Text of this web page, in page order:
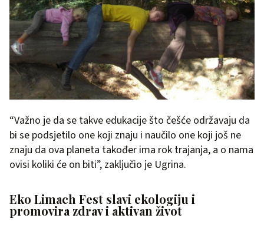
“Važno je da se takve edukacije što češće održavaju da
bi se podsjetilo one koji znaju i naučilo one koji još ne
znaju da ova planeta također ima rok trajanja, a o nama
ovisi koliki će on biti”, zaključio je Ugrina.
Eko Limach Fest slavi ekologiju i
promovira zdrav i aktivan život